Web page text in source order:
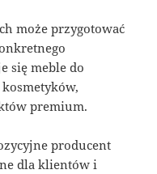
może przygotować
się meble do
premium.
producent
dla klientów i